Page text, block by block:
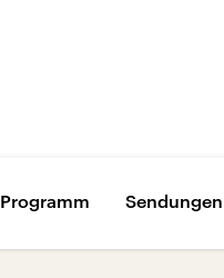
Programm